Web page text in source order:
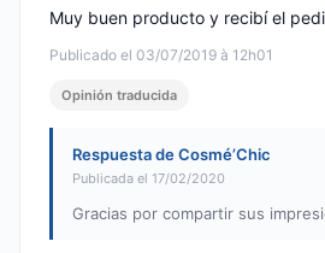
Publicado el 03/07/2019 à 12h01
Muy buen producto y recibí el
Opinión traducida
Respuesta de Cosmé’Chic
Publicada el 17/02/2020
Gracias por compartir sus